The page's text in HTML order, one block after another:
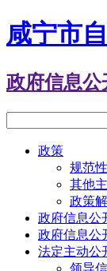
咸宁市
政府信息公
政策
规范
其他
政策
政府信息公
政府信息公
法定主动公
领导